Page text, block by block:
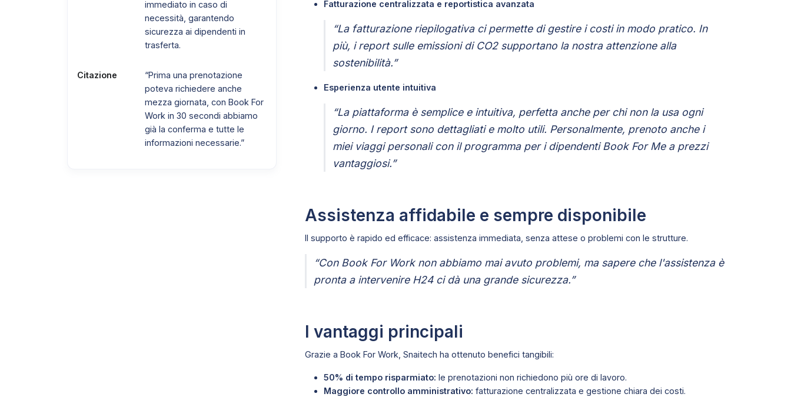
immediato in caso di
necessità, garantendo
sicurezza ai dipendenti in
trasferta.
Citazione
“Prima una prenotazione
poteva richiedere anche
mezza giornata, con Book For
Work in 30 secondi abbiamo
già la conferma e tutte le
informazioni necessarie.”
Fatturazione centralizzata e reportistica avanzata
“La fatturazione riepilogativa ci permette di gestire i costi in modo pratico. In
più, i report sulle emissioni di CO2 supportano la nostra attenzione alla
sostenibilità.”
Esperienza utente intuitiva
“La piattaforma è semplice e intuitiva, perfetta anche per chi non la usa ogni
giorno. I report sono dettagliati e molto utili. Personalmente, prenoto anche i
miei viaggi personali con il programma per i dipendenti Book For Me a prezzi
vantaggiosi.”
Assistenza affidabile e sempre disponibile
Il supporto è rapido ed efficace: assistenza immediata, senza attese o problemi con le strutture.
“Con Book For Work non abbiamo mai avuto problemi, ma sapere che l'assistenza è
pronta a intervenire H24 ci dà una grande sicurezza.”
I vantaggi principali
Grazie a Book For Work, Snaitech ha ottenuto benefici tangibili:
50% di tempo risparmiato: le prenotazioni non richiedono più ore di lavoro.
Maggiore controllo amministrativo: fatturazione centralizzata e gestione chiara dei costi.